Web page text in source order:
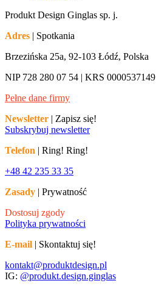
Produkt Design Ginglas sp. j.
Adres | Spotkania
Brzezińska 25a, 92-103 Łódź, Polska
NIP 728 280 07 54 | KRS 0000537149
Pełne dane firmy
Newsletter | Zapisz się!
Subskrybuj newsletter
Telefon | Ring! Ring!
+48 42 235 33 35
Zasady | Prywatność
Dostosuj zgody
Polityka prywatności
E-mail | Skontaktuj się!
kontakt@produktdesign.pl
IG: @produkt.design.ginglas